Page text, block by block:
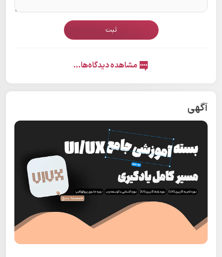
ثبت
مشاهده دیدگاه‌ها...
آگهی